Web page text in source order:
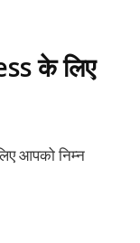
के लिए
आपको निम्न